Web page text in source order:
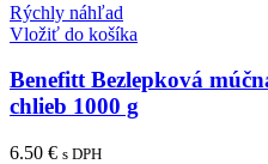
Rýchly náhľad
Vložiť do košíka
Benefitt Bezlepková
chlieb 1000 g
6.50 € s DPH